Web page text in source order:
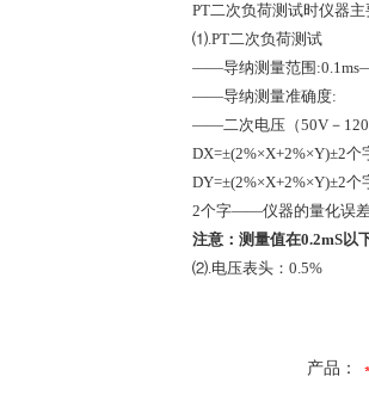
PT二次负荷测试时仪器
⑴.PT二次负荷测试
——导纳测量范围
——导纳测量准确度:
——二次电压（50V－
DX=±(2%×X+2%×Y)±2个
DY=±(2%×X+2%×Y)±2个
2个字——仪器的量化误
注意：测量值在0.2mS以
⑵.电压表头：0.5%
产品：